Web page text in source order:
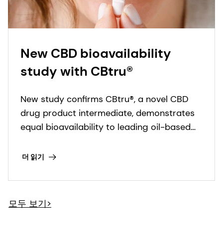
New CBD bioavailability
study with CBtru®
New study confirms CBtru®, a novel CBD
drug product intermediate, demonstrates
equal bioavailability to leading oil-based
더 읽기
모두 보기>